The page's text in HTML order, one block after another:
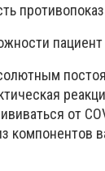
от
компонентов